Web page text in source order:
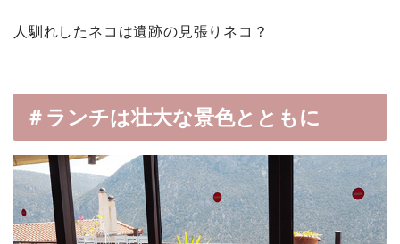
人馴れしたネコは遺跡の見張りネコ？
＃ランチは壮大な景色とともに